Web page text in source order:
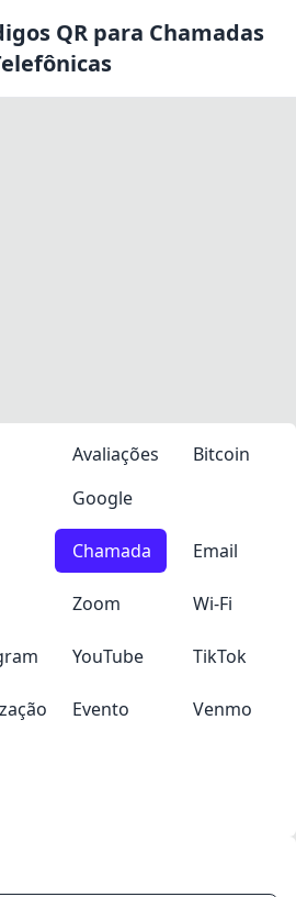
QR para Chamadas
Avaliações
Google
Bitcoin
Chamada Email
Zoom Wi-Fi
YouTube TikTok
Evento Venmo